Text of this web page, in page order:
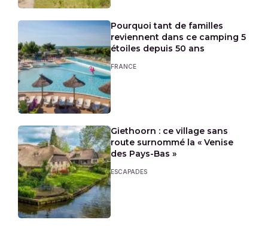
Pourquoi tant de familles
reviennent dans ce camping 5
étoiles depuis 50 ans
FRANCE
Giethoorn : ce village sans
route surnommé la « Venise
des Pays-Bas »
ESCAPADES